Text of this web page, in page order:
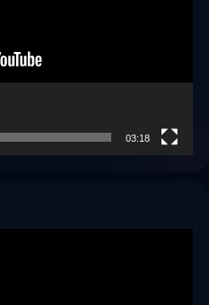
03:18